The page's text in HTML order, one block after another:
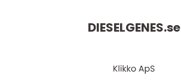
DIESELGENES.se